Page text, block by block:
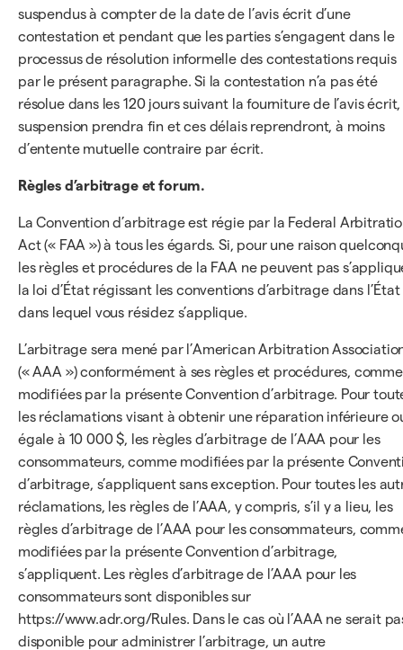
suspendus à compter de la date de l’avis écrit d’une
contestation et pendant que les parties s’engagent dans le
processus de résolution informelle des contestations requis
par le présent paragraphe. Si la contestation n’a pas été
résolue dans les 120 jours suivant la fourniture de l’avis
suspension prendra fin et ces délais reprendront, à moins
d’entente mutuelle contraire par écrit.
Règles d’arbitrage et forum.
La Convention d’arbitrage est régie par la Federal
Act (« FAA ») à tous les égards. Si, pour une raison
les règles et procédures de la FAA ne peuvent pas
la loi d’État régissant les conventions d’arbitrage dans l’État
dans lequel vous résidez s’applique.
L’arbitrage sera mené par l’American Arbitration
(« AAA ») conformément à ses règles et procédures, comme
modifiées par la présente Convention d’arbitrage. Pour
les réclamations visant à obtenir une réparation inférieure
égale à 10 000 $, les règles d’arbitrage de l’AAA pour les
consommateurs, comme modifiées par la présente
d’arbitrage, s’appliquent sans exception. Pour toutes les
réclamations, les règles de l’AAA, y compris, s’il y a lieu, les
règles d’arbitrage de l’AAA pour les consommateurs,
modifiées par la présente Convention d’arbitrage,
s’appliquent. Les règles d’arbitrage de l’AAA pour les
consommateurs sont disponibles sur
https://www.adr.org/Rules. Dans le cas où l’AAA ne serait
disponible pour administrer l’arbitrage, un autre